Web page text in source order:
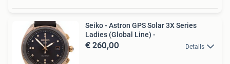
Seiko - Astron GPS Solar 3X Series
Ladies (Global Line) -
€ 260,00 Details